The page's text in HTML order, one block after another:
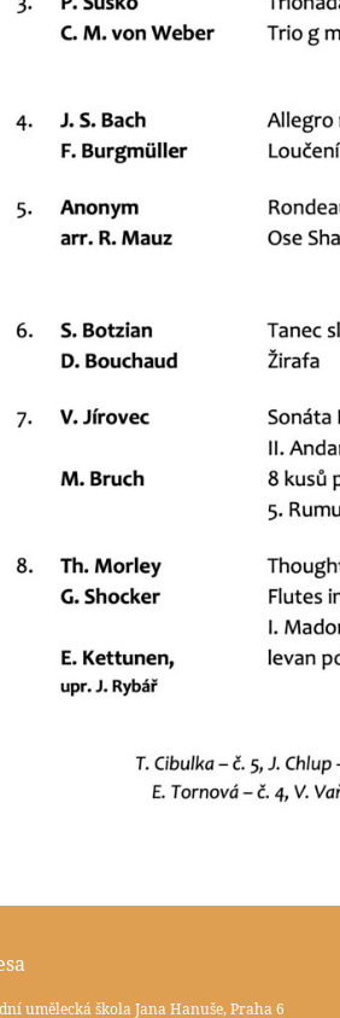
umělecká škola Jana Hanuše, Praha 6